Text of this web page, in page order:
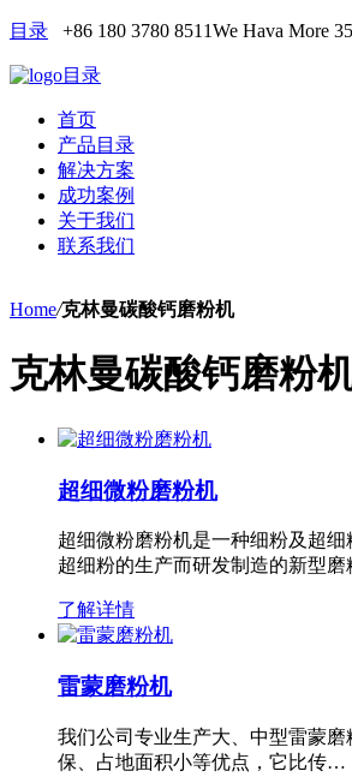
目录 +86 180 3780 8511We Hava More
目录
首页
产品目录
解决方案
成功案例
关于我们
联系我们
Home/克林曼碳酸钙磨粉机
克林曼碳酸钙磨粉
超细微粉磨粉机
超细微粉磨粉机是一种细粉及超
超细粉的生产而研发制造的新型
了解详情
雷蒙磨粉机
我们公司专业生产大、中型雷蒙
保、占地面积小等优点，它比传…